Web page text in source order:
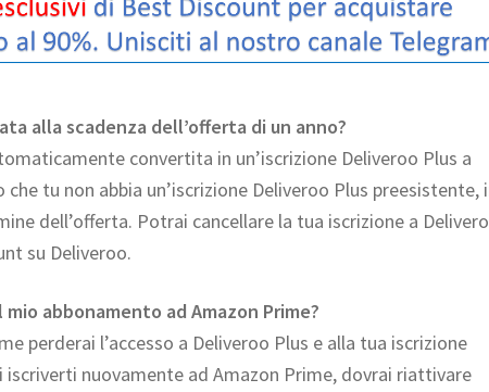
alla scadenza dell’offerta di un anno?
convertita in un’iscrizione Deliveroo Plus a
tu non abbia un’iscrizione Deliveroo Plus preesistente,
dell’offerta. Potrai cancellare la tua iscrizione a
su Deliveroo.
abbonamento ad Amazon Prime?
perderai l’accesso a Deliveroo Plus e alla tua iscrizione
iscriverti nuovamente ad Amazon Prime, dovrai riattivare